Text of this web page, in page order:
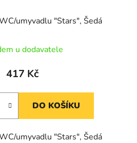
umyvadlu "Stars", Šedá
u dodavatele
417 Kč
DO KOŠÍKU
umyvadlu "Stars", Šedá